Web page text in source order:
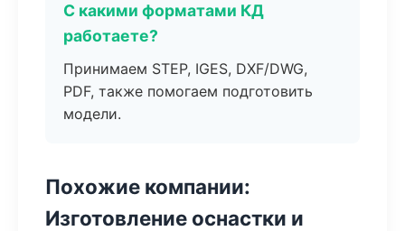
С какими форматами КД
работаете?
Принимаем STEP, IGES, DXF/DWG,
PDF, также помогаем подготовить
модели.
Похожие компании:
Изготовление оснастки и